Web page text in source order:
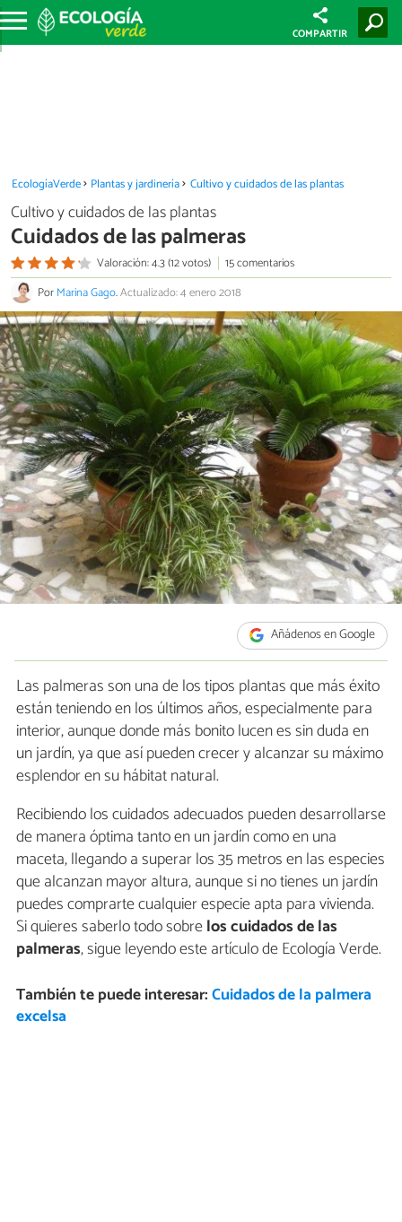
COMPARTIR
EcologíaVerde Plantas y jardinería Cultivo y cuidados de las plantas
Cultivo y cuidados de las plantas
Cuidados de las palmeras
Valoración: 4.3 (12 votos)
15 comentarios
PorMarina Gago.Actualizado: 4 enero 2018
Añádenos en Google
Las palmeras son una de los tipos plantas que más éxito
están teniendo en los últimos años, especialmente para
interior, aunque donde más bonito lucen es sin duda en
un jardín, ya que así pueden crecer y alcanzar su máximo
esplendor en su hábitat natural.
Recibiendo los cuidados adecuados pueden desarrollarse
de manera óptima tanto en un jardín como en una
maceta, llegando a superar los 35 metros en las especies
que alcanzan mayor altura, aunque si no tienes un jardín
puedes comprarte cualquier especie apta para vivienda.
Si quieres saberlo todo sobrelos cuidados de las
palmeras, sigue leyendo este artículo de Ecología Verde.
También te puede interesar:Cuidados de la palmera
excelsa